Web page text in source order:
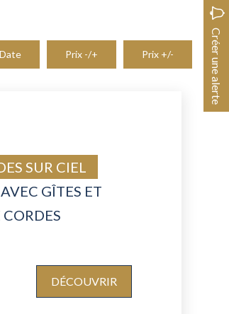
Créer une alerte
Date Prix -/+ Prix +/-
GÎTES ET
SUR CIEL
DÉCOUVRIR